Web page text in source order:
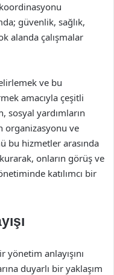
güvenlik, sağlık,
alanda çalışmalar
ve bu
amacıyla çeşitli
sosyal yardımların
organizasyonu ve
bu hizmetler arasında
onların görüş ve
katılımcı bir
yönetim anlayışını
duyarlı bir yaklaşım